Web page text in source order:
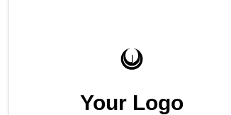
Your Logo